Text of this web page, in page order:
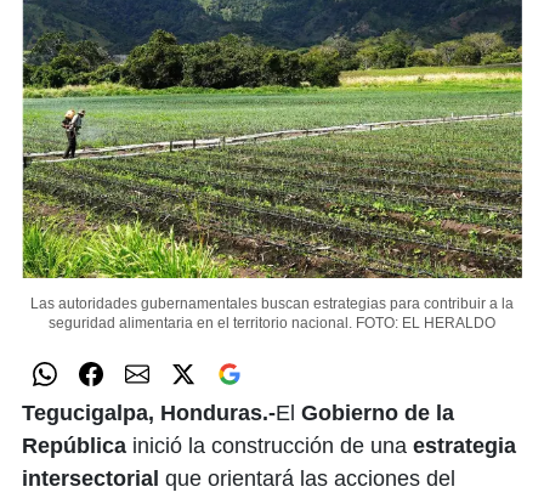
Las autoridades gubernamentales buscan estrategias para contribuir a la
seguridad alimentaria en el territorio nacional. FOTO: EL HERALDO
Tegucigalpa, Honduras.-El Gobierno de la
República inició la construcción de una estrategia
intersectorial que orientará las acciones del